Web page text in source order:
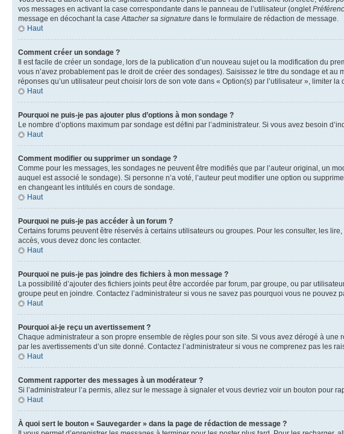
vos messages en activant la case correspondante dans le panneau de l’utilisateur (onglet
message en décochant la case Attacher sa signature dans le formulaire de rédaction de message.
Haut
Comment créer un sondage ?
Il est facile de créer un sondage, lors de la publication d’un nouveau sujet ou la modification du
vous n’avez probablement pas le droit de créer des sondages). Saisissez le titre du sondage et
réponses qu’un utilisateur peut choisir lors de son vote dans « Option(s) par l’utilisateur », limiter
Haut
Pourquoi ne puis-je pas ajouter plus d’options à mon sondage ?
Le nombre d’options maximum par sondage est défini par l’administrateur. Si vous avez besoin
Haut
Comment modifier ou supprimer un sondage ?
Comme pour les messages, les sondages ne peuvent être modifiés que par l’auteur original, un
auquel est associé le sondage). Si personne n’a voté, l’auteur peut modifier une option ou
en changeant les intitulés en cours de sondage.
Haut
Pourquoi ne puis-je pas accéder à un forum ?
Certains forums peuvent être réservés à certains utilisateurs ou groupes. Pour les consulter, les
accès, vous devez donc les contacter.
Haut
Pourquoi ne puis-je pas joindre des fichiers à mon message ?
La possibilité d’ajouter des fichiers joints peut être accordée par forum, par groupe, ou par
groupe peut en joindre. Contactez l’administrateur si vous ne savez pas pourquoi vous ne pouvez
Haut
Pourquoi ai-je reçu un avertissement ?
Chaque administrateur a son propre ensemble de règles pour son site. Si vous avez dérogé à une
par les avertissements d’un site donné. Contactez l’administrateur si vous ne comprenez pas les
Haut
Comment rapporter des messages à un modérateur ?
Si l’administrateur l’a permis, allez sur le message à signaler et vous devriez voir un bouton pour
Haut
À quoi sert le bouton « Sauvegarder » dans la page de rédaction de message ?